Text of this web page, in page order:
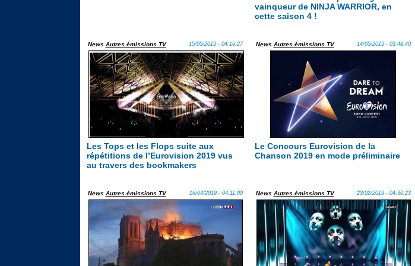
vainqueur de NINJA WARRIOR, en
cette saison 4 !
News Autres émissions TV 15/05/2019 - 04:16:27
Les Tops et les Flops suite aux
répétitions de l’Eurovision 2019 vus
au travers des bookmakers
News Autres émissions TV 14/05/2019 - 03:48:40
Le Concours Eurovision de la
Chanson 2019 en mode préliminaire
News Autres émissions TV 16/04/2019 - 04:11:00 News Autres émissions TV 23/02/2019 - 04:30:23